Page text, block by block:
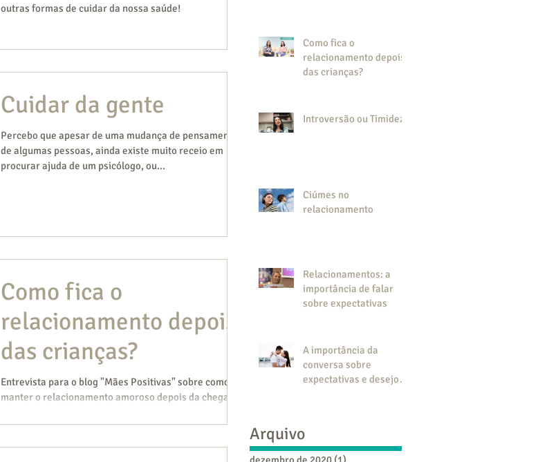
outras formas de cuidar da nossa saúde!
Cuidar da gente
Percebo que apesar de uma mudança de pensamento
de algumas pessoas, ainda existe muito receio em
procurar ajuda de um psicólogo, ou...
Como fica o
relacionamento depois
das crianças?
Entrevista para o blog "Mães Positivas" sobre como
manter o relacionamento amoroso depois da chegada
Como fica o
relacionamento depois
das crianças?
Introversão ou Timidez?
Ciúmes no
relacionamento
Relacionamentos: a
importância de falar
sobre expectativas
A importância da
conversa sobre
expectativas e desejos
Arquivo